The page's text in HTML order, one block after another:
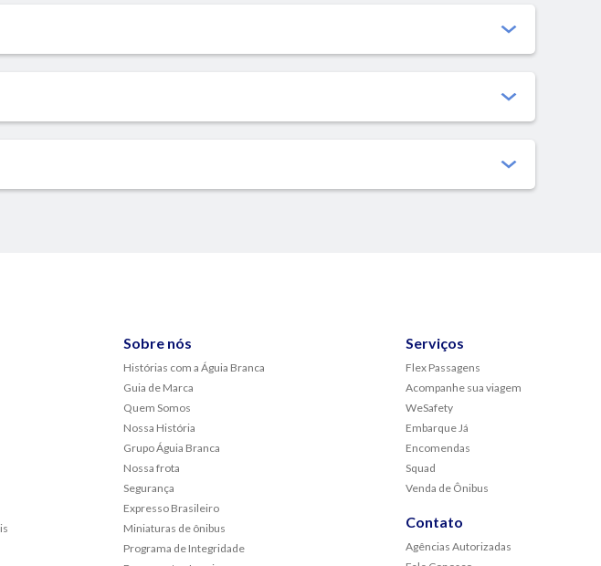
Sobre nós
Histórias com a Águia Branca
Guia de Marca
Quem Somos
Nossa História
Grupo Águia Branca
Nossa frota
Segurança
Expresso Brasileiro
Miniaturas de ônibus
Programa de Integridade
Serviços
Flex Passagens
Acompanhe sua viagem
WeSafety
Embarque Já
Encomendas
Squad
Venda de Ônibus
Contato
Agências Autorizadas